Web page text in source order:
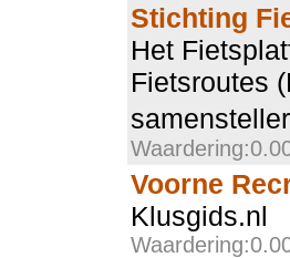
Stichting
Het
Fietsroutes
Voorne
Klusgids.nl